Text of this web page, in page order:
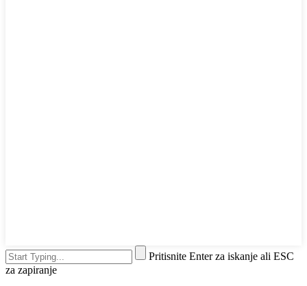
Pritisnite Enter za iskanje ali ESC
za zapiranje